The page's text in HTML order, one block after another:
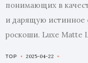
понимающих в
и дарящую
роскоши. Luxe Matte
TOP 2025-04-22